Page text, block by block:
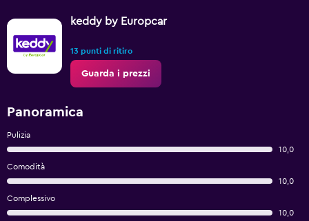
keddy by Europcar
13 punti di ritiro
Guarda i prezzi
Panoramica
Pulizia
10,0
Comodità
10,0
Complessivo
10,0